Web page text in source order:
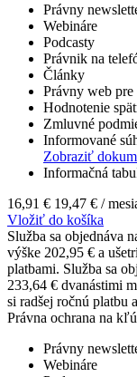
Právny
Webináre
Podcasty
Právnik na
Články
Právny web pre
Hodnotenie
Zmluvné
Informované
Zobraziť
Informačná
16,91 € 19,47 € /
Vložiť do košíka
Služba sa objednáva
výške 202,95 € a
platbami. Služba sa
233,64 € dvanástimi
si radšej ročnú platbu
Právna ochrana na
Právny
Webináre